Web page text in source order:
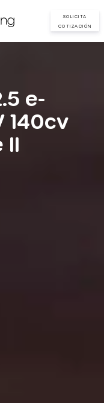
SOLICITA
COTIZACIÓN
e-
140cv
II